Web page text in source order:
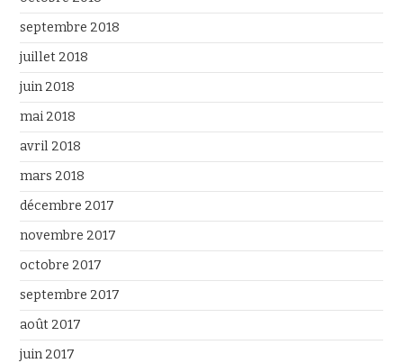
septembre 2018
juillet 2018
juin 2018
mai 2018
avril 2018
mars 2018
décembre 2017
novembre 2017
octobre 2017
septembre 2017
août 2017
juin 2017